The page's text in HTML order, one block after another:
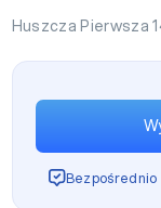
Huszcza Pierwsza
Bezpośrednio